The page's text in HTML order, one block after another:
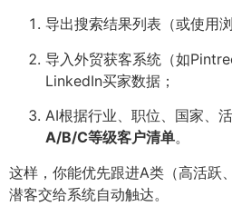
导出搜索结果列表（或使用
导入外贸获客系统（如
LinkedIn买家数据；
AI根据行业、职位、国家、
A/B/C等级客户清单。
这样，你能优先跟进A类（高活跃
潜客交给系统自动触达。